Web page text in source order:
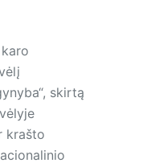
skirtą
krašto